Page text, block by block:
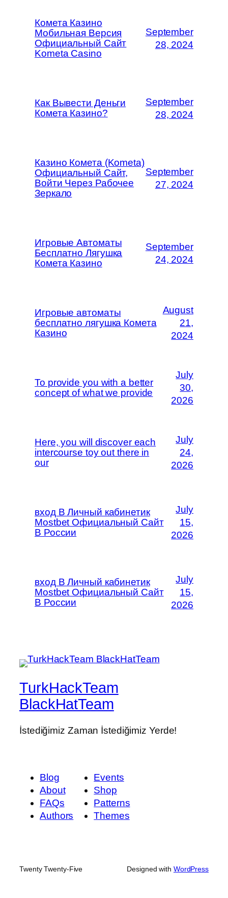
Комета Казино
Мобильная Версия
Официальный Сайт
Kometa Casino
September
28, 2024
Как Вывести Деньги
Комета Казино?
September
28, 2024
Казино Комета (Kometa)
Официальный Сайт,
Войти Через Рабочее
Зеркало
September
27, 2024
Игровые Автоматы
Бесплатно Лягушка
Комета Казино
September
24, 2024
Игровые автоматы
бесплатно лягушка Комета
Казино
August
21,
2024
To provide you with a better
concept of what we provide
July
30,
2026
Here, you will discover each
intercourse toy out there in
our
July
24,
2026
вход В Личный кабинетик
Mostbet Официальный Сайт
В России
July
15,
2026
вход В Личный кабинетик
Mostbet Официальный Сайт
В России
July
15,
2026
TurkHackTeam
BlackHatTeam
İstediğimiz Zaman İstediğimiz Yerde!
Blog
About
FAQs
Authors
Events
Shop
Patterns
Themes
Twenty Twenty-Five Designed with WordPress